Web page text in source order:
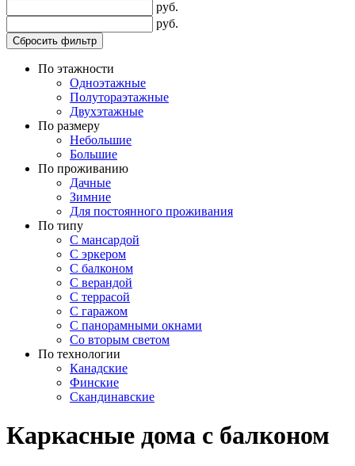
руб.
руб.
Сбросить фильтр
По этажности
Одноэтажные
Полутораэтажные
Двухэтажные
По размеру
Небольшие
Большие
По проживанию
Дачные
Зимние
Для постоянного проживания
По типу
С мансардой
С эркером
С балконом
С верандой
С террасой
С гаражом
С панорамными окнами
Со вторым светом
По технологии
Канадские
Финские
Скандинавские
Каркасные дома с балконом